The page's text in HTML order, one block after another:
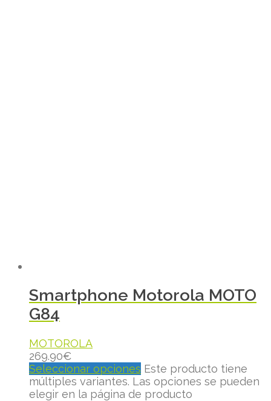
Smartphone Motorola MOTO
G84
MOTOROLA
269.90€
Seleccionar opciones Este producto tiene
múltiples variantes. Las opciones se pueden
elegir en la página de producto